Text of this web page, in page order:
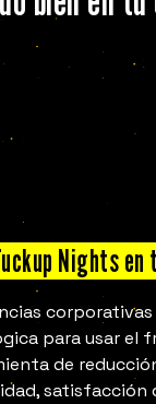
Nights en
para usar el
de
satisfacción
CONOCE AL
Fuckupper